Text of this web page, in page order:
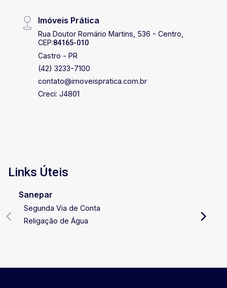
Imóveis Prática
Rua Doutor Romário Martins, 536 - Centro,
CEP:84165-010
Castro - PR
(42) 3233-7100
contato@imoveispratica.com.br
Creci: J4801
Links Úteis
Sanepar
Segunda Via de Conta
Religação de Água